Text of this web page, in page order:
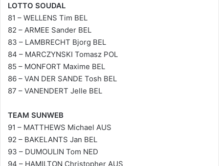
LOTTO SOUDAL
81 – WELLENS Tim BEL
82 – ARMEE Sander BEL
83 – LAMBRECHT Bjorg BEL
84 – MARCZYNSKI Tomasz POL
85 – MONFORT Maxime BEL
86 – VAN DER SANDE Tosh BEL
87 – VANENDERT Jelle BEL
TEAM SUNWEB
91 – MATTHEWS Michael AUS
92 – BAKELANTS Jan BEL
93 – DUMOULIN Tom NED
94 – HAMILTON Christopher AUS